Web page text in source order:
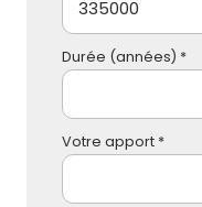
Durée (années) *
Votre apport *